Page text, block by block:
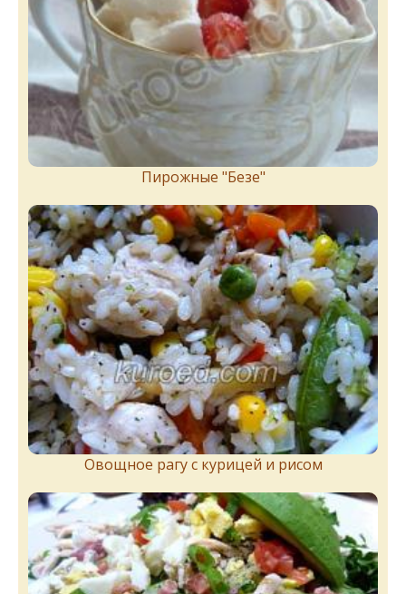
Пирожныe "Бeзe"
Овощное рагу с курицей и рисом